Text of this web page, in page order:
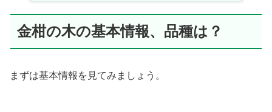
金柑の木の基本情報、品種は？
まずは基本情報を見てみましょう。